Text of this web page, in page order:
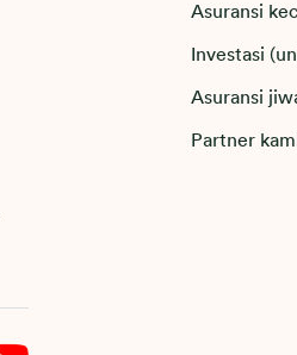
Asuransi
Investasi
Asuransi
Partner